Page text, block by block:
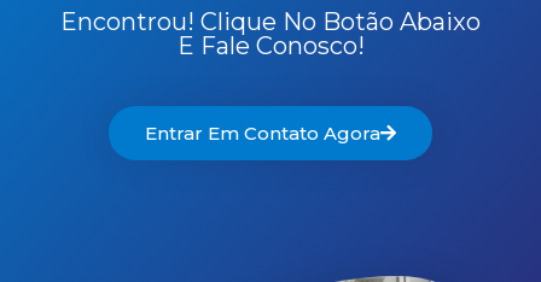
Encontrou! Clique No Botão Abaixo
E Fale Conosco!
Entrar Em Contato Agora